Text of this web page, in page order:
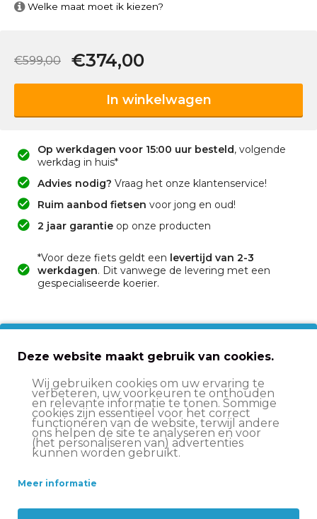
Welke maat moet ik kiezen?
€374,00
€599,00
In winkelwagen
Op werkdagen voor 15:00 uur besteld, volgende
werkdag in huis*
Advies nodig? Vraag het onze klantenservice!
Ruim aanbod fietsen voor jong en oud!
2 jaar garantieop onze producten
*Voor deze fiets geldt een levertijd van 2-3
werkdagen. Dit vanwege de levering met een
gespecialiseerde koerier.
Voor- en nadelen
Robuuste en betaalbare aluminium transportfiets
Ruime voordrager & stevige bagagedrager,
perfect voor school en boodschappen
Onderhoudsvrije Shimano Nexus 3 versnellingen
tijdens iedere rit
Praktisch stuurslot en dubbele standaard
Deze website maakt gebruik van cookies.
Wij gebruiken cookies om uw ervaring te
verbeteren, uw voorkeuren te onthouden
en relevante informatie te tonen. Sommige
cookies zijn essentieel voor het correct
functioneren van de website, terwijl andere
ons helpen de site te analyseren en voor
(het personaliseren van) advertenties
kunnen worden gebruikt.
Meer informatie